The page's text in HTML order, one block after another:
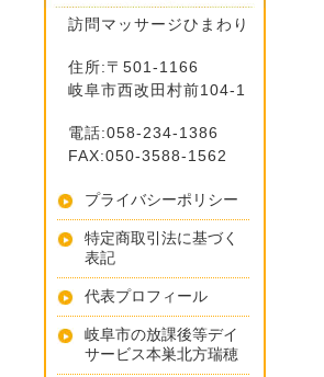
訪問マッサージひまわり
住所:〒501-1166
岐阜市西改田村前104-1
電話:058-234-1386
FAX:050-3588-1562
プライバシーポリシー
特定商取引法に基づく
表記
代表プロフィール
岐阜市の放課後等デイ
サービス本巣北方瑞穂